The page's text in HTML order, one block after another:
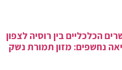
הכלכליים בין רוסיה לצפון
נחשפים: מזון תמורת נשק